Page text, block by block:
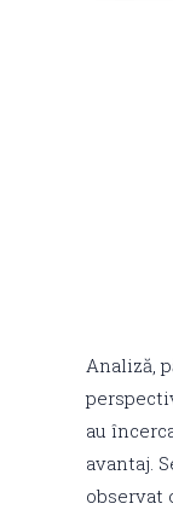
Analiză,
au
avantaj.
observat